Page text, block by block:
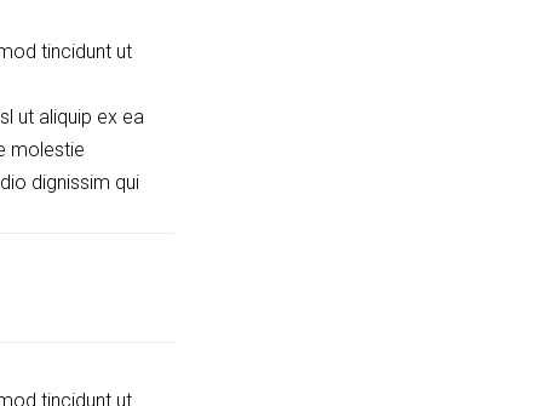
tincidunt ut
ut aliquip ex ea
molestie
dignissim qui
tincidunt ut